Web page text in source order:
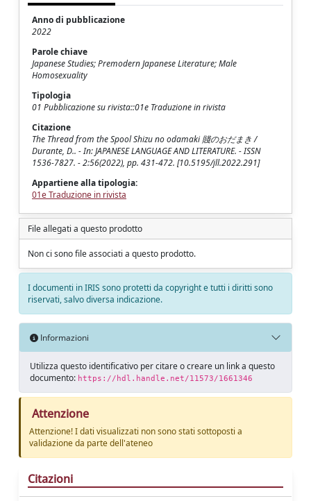
Anno di pubblicazione
2022
Parole chiave
Japanese Studies; Premodern Japanese Literature; Male
Homosexuality
Tipologia
01 Pubblicazione su rivista::01e Traduzione in rivista
Citazione
The Thread from the Spool Shizu no odamaki 賤のおだまき /
Durante, D.. - In: JAPANESE LANGUAGE AND LITERATURE. - ISSN
1536-7827. - 2:56(2022), pp. 431-472. [10.5195/jll.2022.291]
Appartiene alla tipologia:
01e Traduzione in rivista
File allegati a questo prodotto
Non ci sono file associati a questo prodotto.
I documenti in IRIS sono protetti da copyright e tutti i diritti sono
riservati, salvo diversa indicazione.
Informazioni
Utilizza questo identificativo per citare o creare un link a questo
documento: https://hdl.handle.net/11573/1661346
Attenzione
Attenzione! I dati visualizzati non sono stati sottoposti a
validazione da parte dell'ateneo
Citazioni